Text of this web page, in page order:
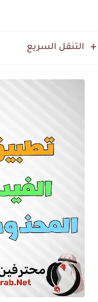
التنقل السريع